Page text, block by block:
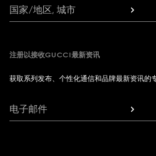
国家/地区, 城市
注册以接收GUCCI最新资讯
获取系列发布、个性化通信和品牌最新资讯的
电子邮件